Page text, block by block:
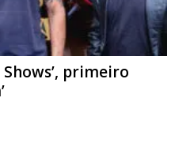
Shows’, primeiro